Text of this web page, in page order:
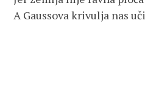
A Gaussova krivulja nas